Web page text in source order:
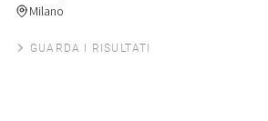
Milano
GUARDA I RISULTATI